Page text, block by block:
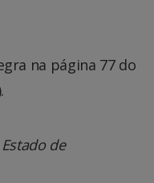
na página 77 do
de